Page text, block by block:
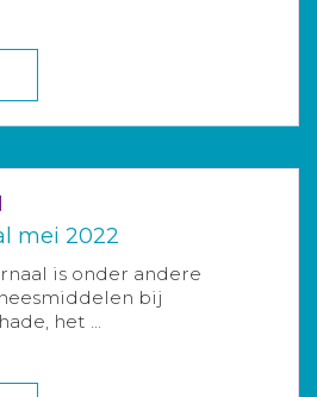
mei 2022
is onder andere
bij
het ...